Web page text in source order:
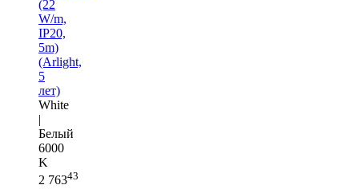
(22
W/m,
IP20,
5m)
(Arlight,
5
лет)
White
|
Белый
6000
K
2 76343